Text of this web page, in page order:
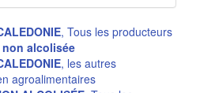
, Tous les producteurs
alcolisée
, les autres
agroalimentaires